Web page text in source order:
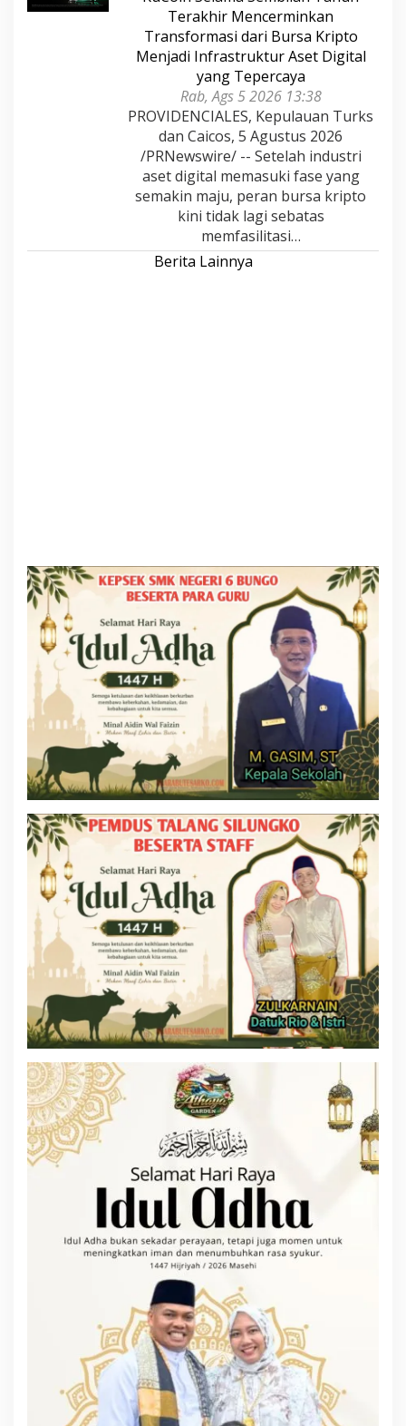
Terakhir Mencerminkan
Transformasi dari Bursa Kripto
Menjadi Infrastruktur Aset Digital
yang Tepercaya
Rab, Ags 5 2026 13:38
PROVIDENCIALES, Kepulauan Turks
dan Caicos, 5 Agustus 2026
/PRNewswire/ -- Setelah industri
aset digital memasuki fase yang
semakin maju, peran bursa kripto
kini tidak lagi sebatas
memfasilitasi…
Berita Lainnya